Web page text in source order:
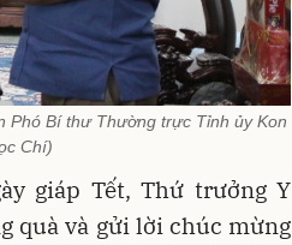
Phó Bí thư Thường trực Tỉnh ủy Kon
Chí)
giáp Tết, Thứ trưởng Y
quà và gửi lời chúc mừng